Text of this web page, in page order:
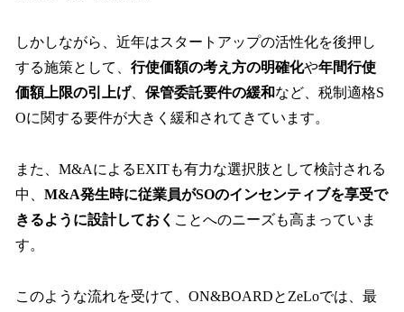
しかしながら、近年はスタートアップの活性化を後押し
する施策として、 行使価額の考え方の明確化や年間行使
価額上限の引上げ、 保管委託要件の緩和など、税制適格S
Oに関する要件が大きく緩和されてきています。
また、M&AによるEXITも有力な選択肢として検討される
中、 M&A発生時に従業員がSOのインセンティブを享受で
きるように設計しておく ことへのニーズも高まっていま
す。
このような流れを受けて、ON&BOARDとZeLoでは、最